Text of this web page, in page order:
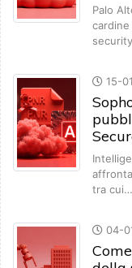
Palo
15-
tra cui…
04-